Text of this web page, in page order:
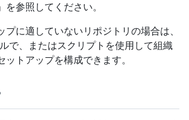
」を参照してください。
プに適していないリポジトリの場合は、
で、またはスクリプトを使用して組織
ットアップを構成できます。